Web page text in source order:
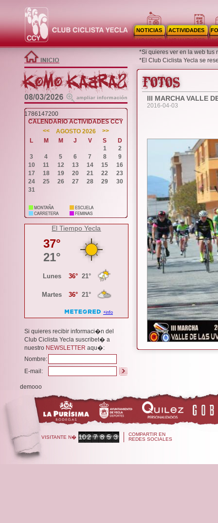
NOTICIAS ACTIVIDADES
*Si quieres ver en la web
*El Club Ciclista Yecla se
1786147200
CALENDARIO ACTIVIDADES CCY
<<
AGOSTO 2026
>>
L
M M J V S
D
1
2
3
4 5 6 7 8
9
10
11 12 13 14 15
16
17
18 19 20 21 22
23
24
25 26 27 28 29
30
31
El Tiempo Yecla
Si quieres recibir informaci�n del
Club Ciclista Yecla suscribet� a
nuestro NEWSLETTER aqu�:
Nombre:
E-mail:
demooo
III MARCHA VALLE
2016-04-03
VISITANTE N� 102 7 8 5 3
COMPARTIR EN
REDES SOCIALES